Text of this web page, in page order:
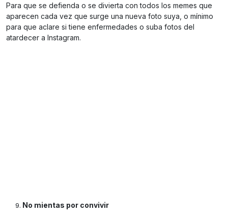
Para que se defienda o se divierta con todos los memes que
aparecen cada vez que surge una nueva foto suya, o mínimo
para que aclare si tiene enfermedades o suba fotos del
atardecer a Instagram.
No mientas por convivir